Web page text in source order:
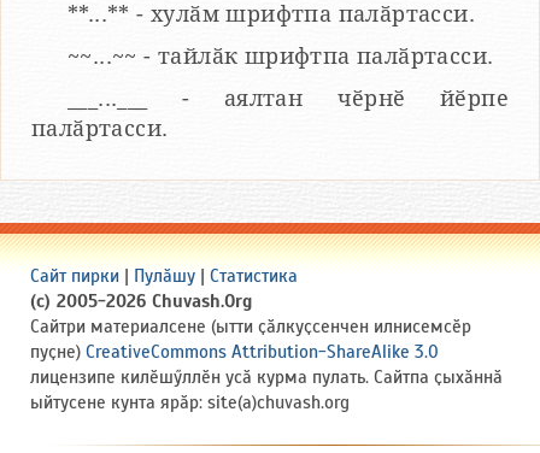
**...** - хулӑм шрифтпа палӑртасси.
~~...~~ - тайлӑк шрифтпа палӑртасси.
___...___ - аялтан чӗрнӗ йӗрпе
палӑртасси.
Сайт пирки | Пулӑшу | Статистика
(c) 2005-2026 Chuvash.Org
Сайтри материалсене (ытти ҫӑлкуҫсенчен илнисемсӗр
пуҫне) CreativeCommons Attribution-ShareAlike 3.0
лицензипе килӗшӳллӗн усӑ курма пулать. Сайтпа ҫыхӑннӑ
ыйтусене кунта ярӑр: site(a)chuvash.org